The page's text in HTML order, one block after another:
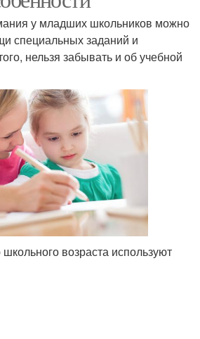
у младших школьников можно
специальных заданий и
нельзя забывать и об учебной
возраста используют